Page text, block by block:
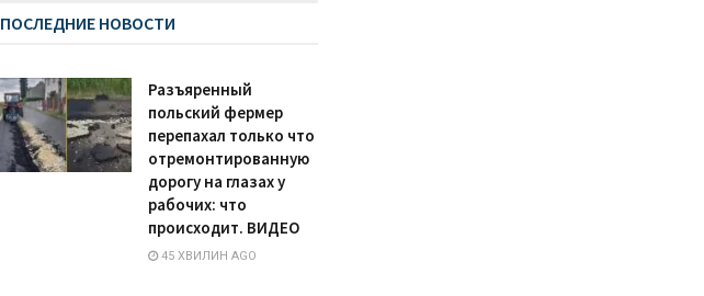
ПОСЛЕДНИЕ НОВОСТИ
Разъяренный
польский фермер
перепахал только что
отремонтированную
дорогу на глазах у
рабочих: что
происходит. ВИДЕО
45 ХВИЛИН AGO